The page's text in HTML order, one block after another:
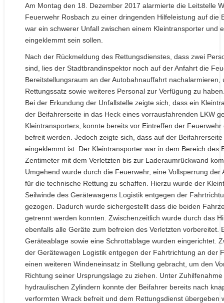
Am Montag den 18. Dezember 2017 alarmierte die Leitstelle
Feuerwehr Rosbach zu einer dringenden Hilfeleistung auf die
war ein schwerer Unfall zwischen einem Kleintransporter und
eingeklemmt sein sollen.
Nach der Rückmeldung des Rettungsdienstes, dass zwei
sind, lies der Stadtbrandinspektor noch auf der Anfahrt die
Bereitstellungsraum an der Autobahnauffahrt
Rettungssatz sowie weiteres Personal zur Verfügung zu
Bei der Erkundung der Unfallstelle zeigte sich, dass ein
der Beifahrerseite in das Heck eines vorrausfahrenden LKW
Kleintransporters, konnte bereits vor Eintreffen der
befreit werden. Jedoch zeigte sich, dass auf der
eingeklemmt ist. Der Kleintransporter war in dem Bereich des
Zentimeter mit dem Verletzten bis zur Laderaumrückwand
Umgehend wurde durch die Feuerwehr, eine Vollsperrung der
für die technische Rettung zu schaffen. Hierzu wurde der
Seilwinde des Gerätewagens Logistik entgegen der
gezogen. Dadurch wurde sichergestellt dass die beiden
getrennt werden konnten. Zwischenzeitlich wurde durch das
ebenfalls alle Geräte zum befreien des Verletzten vorbereitet.
Geräteablage sowie eine Schrottablage wurden eingerichtet.
der Gerätewagen Logistik entgegen der Fahrtrichtung an der
einen weiteren Windeneinsatz in Stellung gebracht, um den
Richtung seiner Ursprungslage zu ziehen. Unter
hydraulischen Zylindern konnte der Beifahrer bereits nach
verformten Wrack befreit und dem Rettungsdienst übergeben